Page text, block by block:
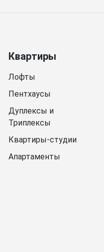
Квартиры
Лофты
Пентхаусы
Дуплексы и
Триплексы
Квартиры-студии
Апартаменты